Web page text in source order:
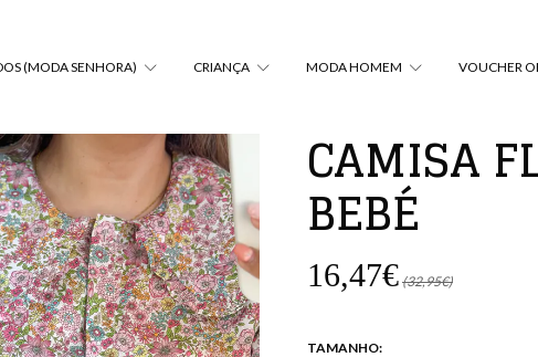
(MODA SENHORA) CRIANÇA MODA HOMEM VOUCHER
CAMISA
BEBÉ
16,47€ (32,95€)
TAMANHO: